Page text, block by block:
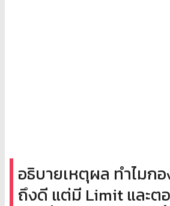
อธิบายเหตุผล ทำไมก
ถึงดี แต่มี Limit และต